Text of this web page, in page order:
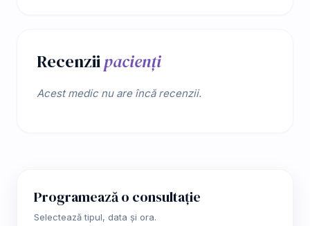
Recenziipacienți
Acest medic nu are încă recenzii.
Programează o consultație
Selectează tipul, data și ora.